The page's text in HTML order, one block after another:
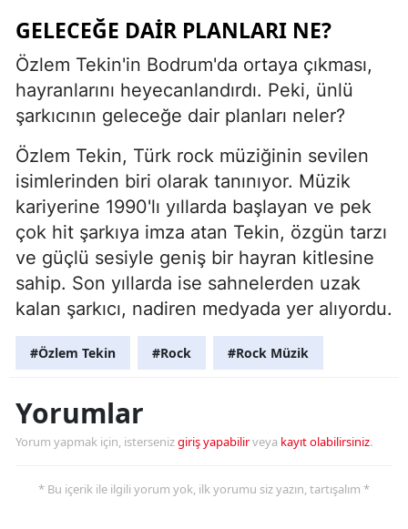
GELECEĞE DAIR PLANLARI NE?
Özlem Tekin'in Bodrum'da ortaya çıkması,
hayranlarını heyecanlandırdı. Peki, ünlü
şarkıcının geleceğe dair planları neler?
Özlem Tekin, Türk rock müziğinin sevilen
isimlerinden biri olarak tanınıyor. Müzik
kariyerine 1990'lı yıllarda başlayan ve pek
çok hit şarkıya imza atan Tekin, özgün tarzı
ve güçlü sesiyle geniş bir hayran kitlesine
sahip. Son yıllarda ise sahnelerden uzak
kalan şarkıcı, nadiren medyada yer alıyordu.
#Özlem Tekin #Rock #Rock Müzik
Yorumlar
Yorum yapmak için, istersenizgiriş yapabilirveya kayıt olabilirsiniz.
* Bu içerik ile ilgili yorum yok, ilk yorumu siz yazın, tartışalım *